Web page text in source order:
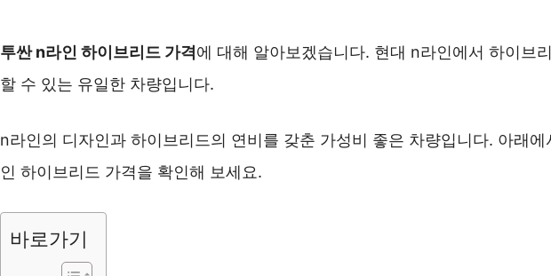
투싼 n라인 하이브리드 가격에 대해 알아보겠습니다. 현대 n라인에서 하이브
할 수 있는 유일한 차량입니다.
n라인의 디자인과 하이브리드의 연비를 갖춘 가성비 좋은 차량입니다. 아래
인 하이브리드 가격을 확인해 보세요.
바로가기